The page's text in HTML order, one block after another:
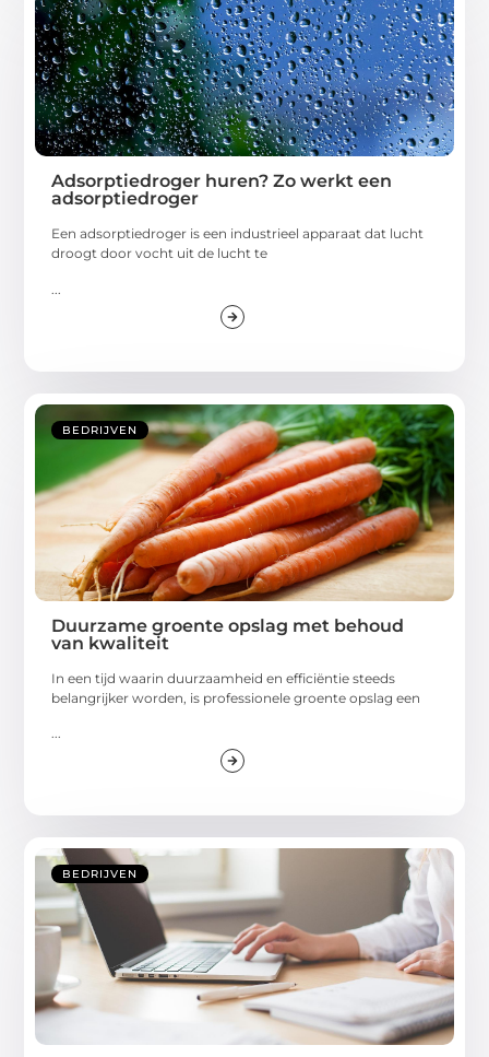
Adsorptiedroger huren? Zo werkt een
adsorptiedroger
Een adsorptiedroger is een industrieel apparaat dat lucht
droogt door vocht uit de lucht te
BEDRIJVEN
Duurzame groente opslag met behoud
van kwaliteit
In een tijd waarin duurzaamheid en efficiëntie steeds
belangrijker worden, is professionele groente opslag een
BEDRIJVEN